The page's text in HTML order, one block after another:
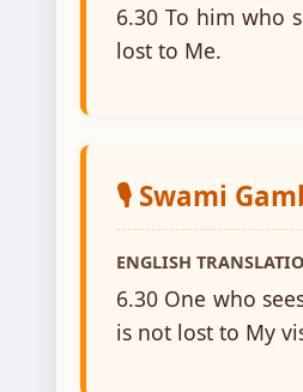
6.30 To him who
lost to Me.
🎙️ Swami
ENGLISH
6.30 One who
is not lost to My